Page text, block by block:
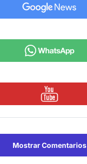
Mostrar Comentarios